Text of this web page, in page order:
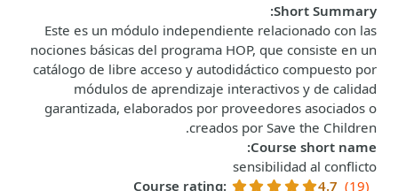
Short Summary
:
Este es un módulo independiente relacionado con las
nociones básicas del programa HOP, que consiste en un
catálogo de libre acceso y autodidáctico compuesto por
módulos de aprendizaje interactivos y de calidad
garantizada, elaborados por proveedores asociados o
creados por Save the Children.
Course short name
:
sensibilidad al conflicto
Course rating: 4.7 (19)